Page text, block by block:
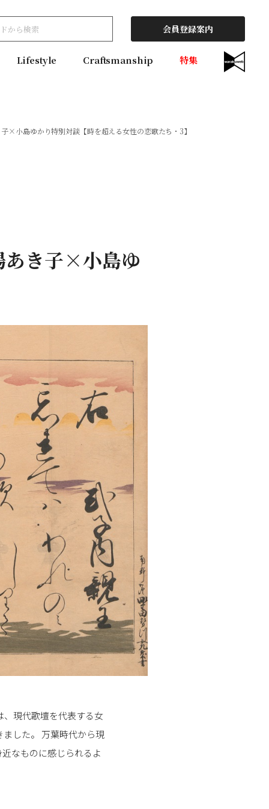
会員登録案内
Lifestyle Craftsmanship 特集
×小島ゆかり特別対談【時を超える女性の恋歌たち・3】
あき子×小島ゆ
現代歌壇を代表する女
した。 万葉時代から現
なものに感じられるよ